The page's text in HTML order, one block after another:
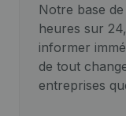
Notre base
heures sur
informer
de tout
entreprises